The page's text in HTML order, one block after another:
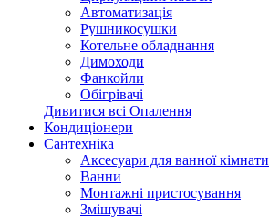
Автоматизація
Рушникосушки
Котельне обладнання
Димоходи
Фанкойли
Обігрівачі
Дивитися всі Опалення
Кондиціонери
Сантехніка
Аксесуари для ванної кімнати
Ванни
Монтажні пристосування
Змішувачі